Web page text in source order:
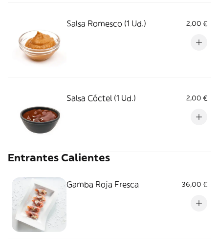
Salsa Romesco (1 Ud.) 2,00 €
Salsa Cóctel (1 Ud.) 2,00 €
Entrantes Calientes
Gamba Roja Fresca 36,00 €